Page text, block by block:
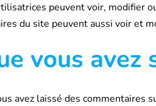
peuvent voir, modifier
du site peuvent aussi voir et
vous avez
avez laissé des